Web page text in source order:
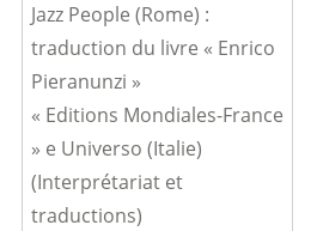
Jazz People (Rome) :
traduction du livre « Enrico
Pieranunzi »
« Editions Mondiales-France
» e Universo (Italie)
(Interprétariat et
traductions)